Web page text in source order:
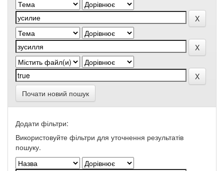
Почати новий пошук
Додати фільтри:
Використовуйте фільтри для уточнення результатів
пошуку.